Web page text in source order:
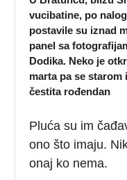
vucibatine, po
postavile su iznad
panel sa
Dodika. Neko je
marta pa se
čestita rođendan
Pluća su im
ono što imaju.
onaj ko nema.